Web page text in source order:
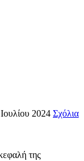
2024 Σχόλια
της